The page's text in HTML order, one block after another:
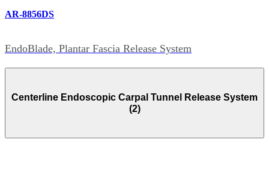
AR-8856DS
EndoBlade, Plantar Fascia Release System
Centerline Endoscopic Carpal Tunnel Release System
(2)